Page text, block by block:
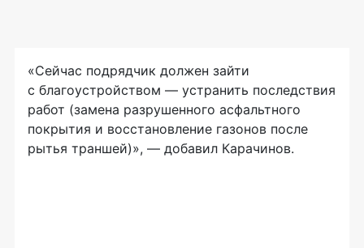
«Сейчас подрядчик должен зайти
с благоустройством — устранить последствия
работ (замена разрушенного асфальтного
покрытия и восстановление газонов после
рытья траншей)», — добавил Карачинов.